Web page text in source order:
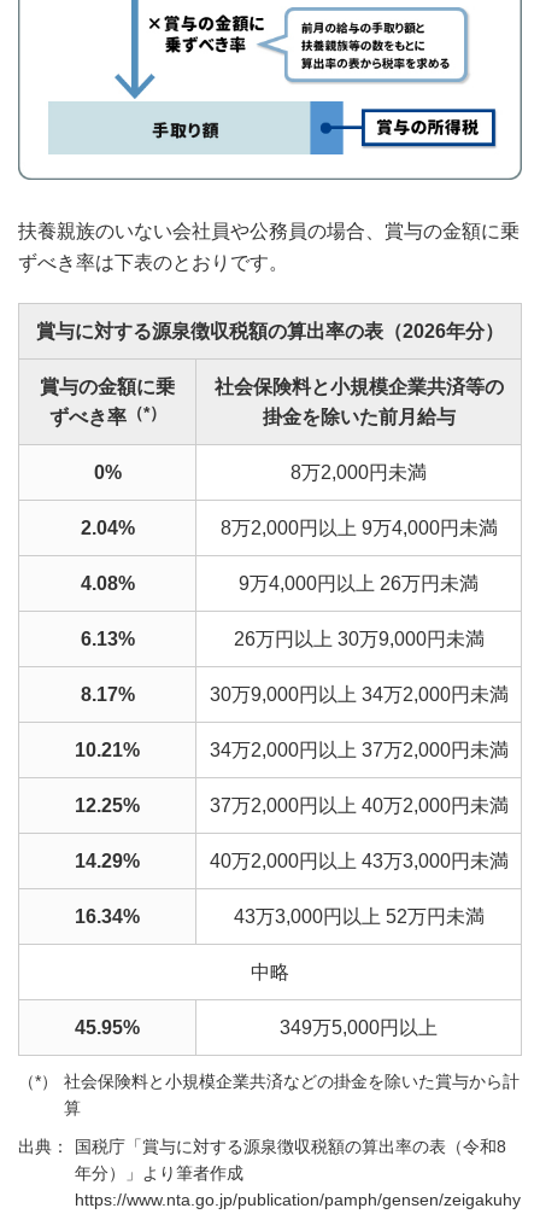
扶養親族のいない会社員や公務員の場合、賞与の金額に乗
ずべき率は下表のとおりです。
賞与に対する源泉徴収税額の算出率の表（2026年分）
賞与の金額に乗
ずべき率（*）
社会保険料と小規模企業共済等の
掛金を除いた前月給与
0% 8万2,000円未満
2.04% 8万2,000円以上 9万4,000円未満
4.08% 9万4,000円以上 26万円未満
6.13% 26万円以上 30万9,000円未満
8.17% 30万9,000円以上 34万2,000円未満
10.21% 34万2,000円以上 37万2,000円未満
12.25% 37万2,000円以上 40万2,000円未満
14.29% 40万2,000円以上 43万3,000円未満
16.34% 43万3,000円以上 52万円未満
中略
45.95% 349万5,000円以上
社会保険料と小規模企業共済などの掛金を除いた賞与から計
算
国税庁「賞与に対する源泉徴収税額の算出率の表（令和8
年分）」より筆者作成
https://www.nta.go.jp/publication/pamph/gensen/zeigakuhy